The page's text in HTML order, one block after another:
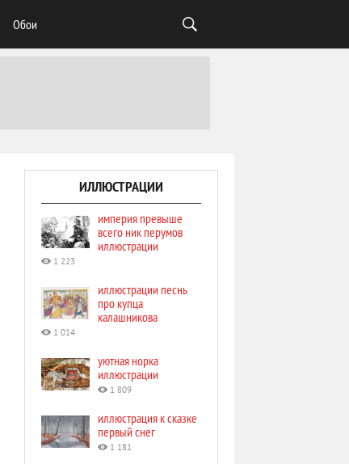
Обои
ИЛЛЮСТРАЦИИ
империя превыше
всего ник перумов
иллюстрации
1 223
иллюстрации песнь
про купца
калашникова
1 014
уютная норка
иллюстрации
1 809
иллюстрация к сказке
первый снег
1 181